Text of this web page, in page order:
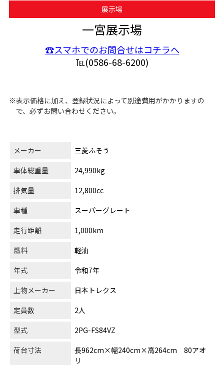
展示場
一宮展示場
☎スマホでのお問合せはコチラへ
℡(0586-68-6200)
※表示価格に加え、登録状況によって別途費用がかかりますの
で、必ずお問い合わせください。
メーカー
三菱ふそう
車体総重量
24,990kg
排気量
12,800cc
車種
スーパーグレート
走行距離
1,000km
燃料
軽油
年式
令和7年
上物メーカー
日本トレクス
定員数
2人
型式
2PG-FS84VZ
荷台寸法
長962cm×幅240cm×高264cm 80アオ
リ